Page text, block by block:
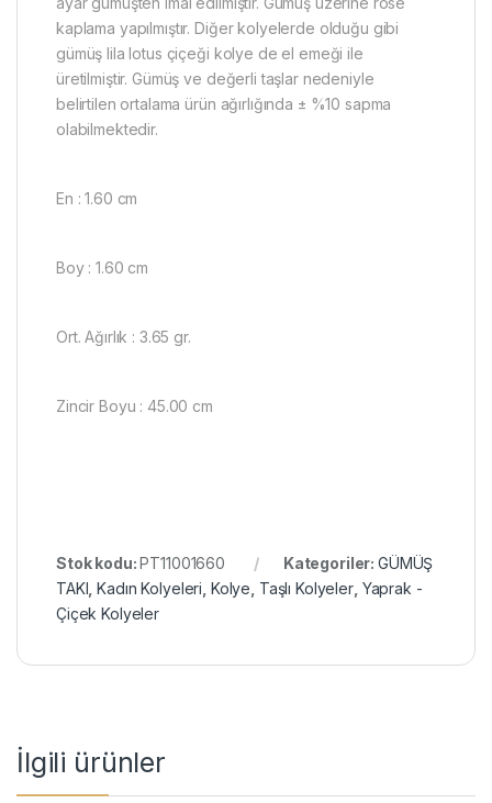
kaplama yapılmıştır. Diğer kolyelerde olduğu gibi
gümüş lila lotus çiçeği kolye de el emeği ile
üretilmiştir. Gümüş ve değerli taşlar nedeniyle
belirtilen ortalama ürün ağırlığında ± %10 sapma
olabilmektedir.
En : 1.60 cm
Boy : 1.60 cm
Ort. Ağırlık : 3.65 gr.
Zincir Boyu : 45.00 cm
Stok kodu:PT11001660 Kategoriler: GÜMÜŞ
TAKI ,Kadın Kolyeleri Kolye Taşlı Kolyeler, Yaprak -
Çiçek Kolyeler
İlgili ürünler